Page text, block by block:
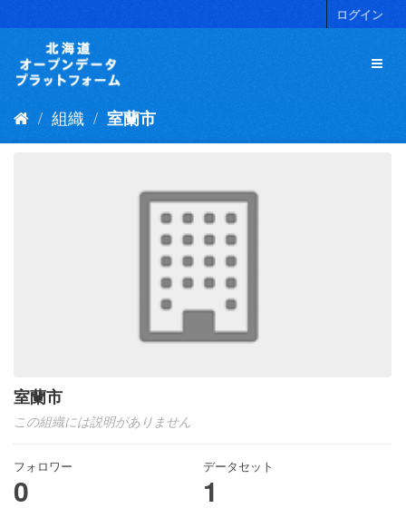
キ
ログイン
組織 室蘭市
室蘭市
この組織には説明がありません
フォロワー
0
データセット
1